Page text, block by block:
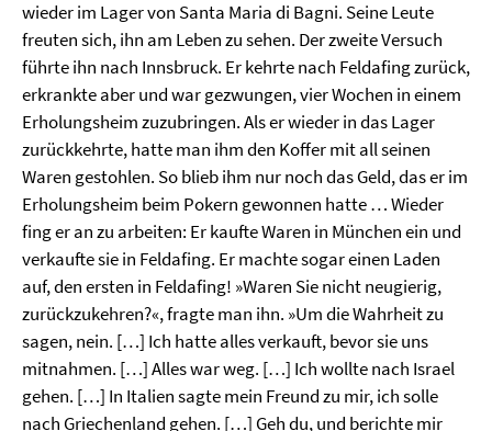
wieder im Lager von Santa Maria di Bagni. Seine Leute
freuten sich, ihn am Leben zu sehen. Der zweite Versuch
führte ihn nach Innsbruck. Er kehrte nach Feldafing zurück,
erkrankte aber und war gezwungen, vier Wochen in einem
Erholungsheim zuzubringen. Als er wieder in das Lager
zurückkehrte, hatte man ihm den Koffer mit all seinen
Waren gestohlen. So blieb ihm nur noch das Geld, das er im
Erholungsheim beim Pokern gewonnen hatte … Wieder
fing er an zu arbeiten: Er kaufte Waren in München ein und
verkaufte sie in Feldafing. Er machte sogar einen Laden
auf, den ersten in Feldafing! »Waren Sie nicht neugierig,
zurückzukehren?«, fragte man ihn. »Um die Wahrheit zu
sagen, nein. […] Ich hatte alles verkauft, bevor sie uns
mitnahmen. […] Alles war weg. […] Ich wollte nach Israel
gehen. […] In Italien sagte mein Freund zu mir, ich solle
nach Griechenland gehen. […] Geh du, und berichte mir